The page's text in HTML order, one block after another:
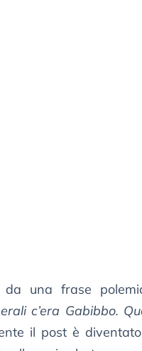
da una frase
c’era Gabibbo.
il post è